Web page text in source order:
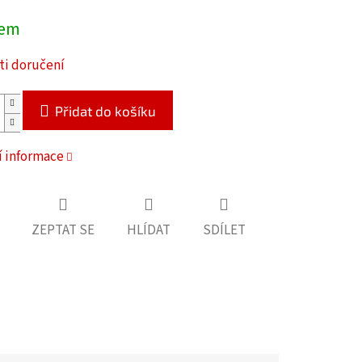
doručení
Přidat do košíku
ZEPTAT SE HLÍDAT SDÍLET